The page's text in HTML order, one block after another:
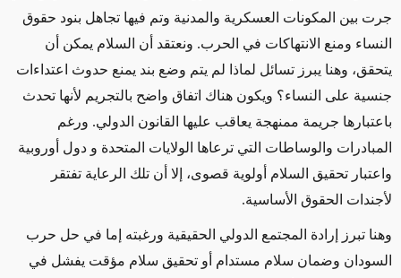
جرت بين المكونات العسكرية والمدنية وتم فيها تجاهل بنود حقوق
النساء ومنع الانتهاكات في الحرب. ونعتقد أن السلام يمكن أن
يتحقق، وهنا يبرز تسائل لماذا لم يتم وضع بند يمنع حدوث اعتداءات
جنسية على النساء؟ ويكون هناك اتفاق واضح بالتجريم لأنها تحدث
باعتبارها جريمة ممنهجة يعاقب عليها القانون الدولي. ورغم
المبادرات والوساطات التي ترعاها الولايات المتحدة و دول أوروبية
واعتبار تحقيق السلام أولوية قصوى، إلا أن تلك الرعاية تفتقر
لأجندات الحقوق الأساسية.
وهنا تبرز إرادة المجتمع الدولي الحقيقية ورغبته إما في حل حرب
السودان وضمان سلام مستدام أو تحقيق سلام مؤقت يفشل في